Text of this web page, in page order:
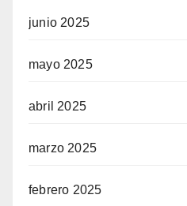
junio 2025
mayo 2025
abril 2025
marzo 2025
febrero 2025